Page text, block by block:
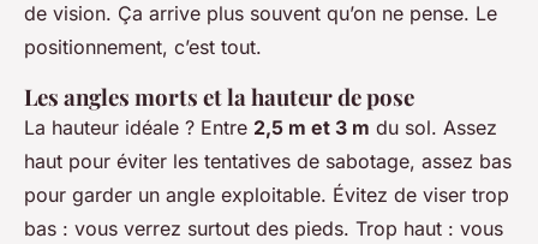
de vision. Ça arrive plus souvent qu’on ne pense. Le
positionnement, c’est tout.
Les angles morts et la hauteur de pose
La hauteur idéale ? Entre 2,5 m et 3 m du sol. Assez
haut pour éviter les tentatives de sabotage, assez bas
pour garder un angle exploitable. Évitez de viser trop
bas : vous verrez surtout des pieds. Trop haut : vous